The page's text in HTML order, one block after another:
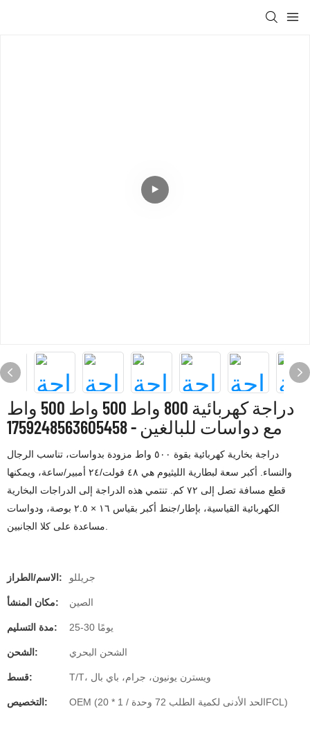
دراجة كهربائية 800 واط 500 واط 500 واط
مع دواسات للبالغين - 1759248563605458
دراجة بخارية كهربائية بقوة ٥٠٠ واط مزودة بدواسات، تناسب الرجال
والنساء. أكبر سعة لبطارية الليثيوم هي ٤٨ فولت/٢٤ أمبير/ساعة، ويمكنها
قطع مسافة تصل إلى ٧٢ كم. تنتمي هذه الدراجة إلى الدراجات البخارية
الكهربائية القياسية، بإطار/جنط أكبر بقياس ١٦ × ٢.٥ بوصة، ودواسات
الاسم/الطراز: جريللو
مكان المنشأ: الصين
مدة التسليم: 25-30 يومًا
الشحن: الشحن البحري
قسط: T/T، ويسترن يونيون، جرام، باي بال
التخصيص: OEM (الحد الأدنى لكمية الطلب 72 وحدة / 1 * 20FCL)